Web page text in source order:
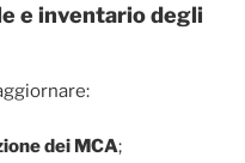
e inventario degli
dei MCA;